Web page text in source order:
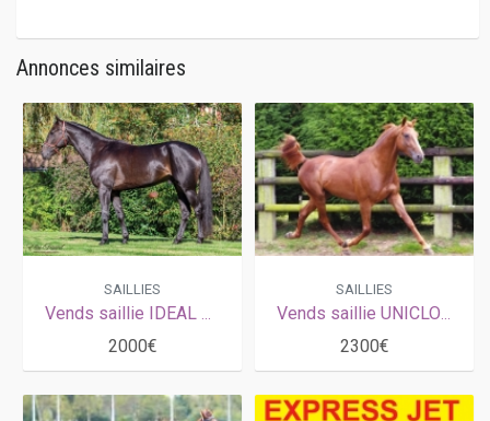
Annonces similaires
SAILLIES
Vends saillie IDEAL LIGNERIES (Repeat Love - Ouragane par Elvis de Rossignol)
2000€
SAILLIES
Vends saillie UNICLOVE (Look de Star - Linda Somolli par Workaholic)
2300€